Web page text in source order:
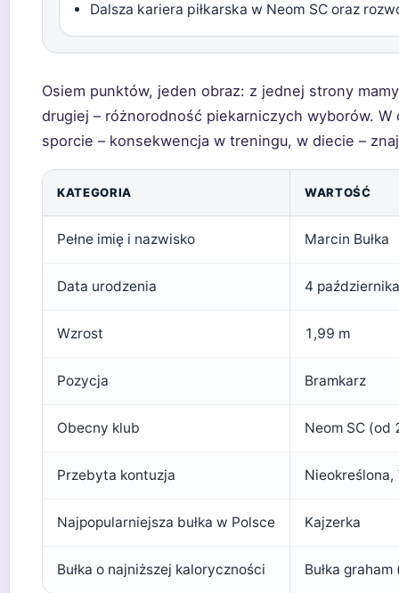
Dalsza kariera piłkarska w Neom SC oraz
Osiem punktów, jeden obraz: z jednej strony
drugiej – różnorodność piekarniczych wyborów.
sporcie – konsekwencja w treningu, w diecie –
KATEGORIA WARTOŚĆ
Pełne imię i nazwisko Marcin Bułka
Data urodzenia 4
Wzrost 1,99 m
Pozycja Bramkarz
Obecny klub Neom SC (od
Przebyta kontuzja
Najpopularniejsza bułka w Polsce Kajzerka
Bułka o najniższej kaloryczności Bułka